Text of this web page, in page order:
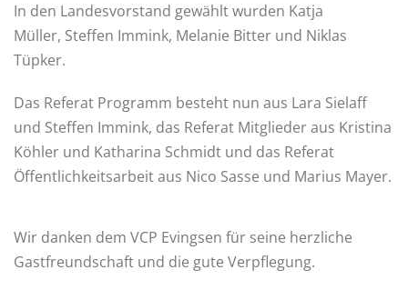
In den Landesvorstand gewählt wurden Katja
Müller, Steffen Immink, Melanie Bitter und Niklas
Tüpker.
Das Referat Programm besteht nun aus Lara Sielaff
und Steffen Immink, das Referat Mitglieder aus Kristina
Köhler und Katharina Schmidt und das Referat
Öffentlichkeitsarbeit aus Nico Sasse und Marius Mayer.
Wir danken dem VCP Evingsen für seine herzliche
Gastfreundschaft und die gute Verpflegung.